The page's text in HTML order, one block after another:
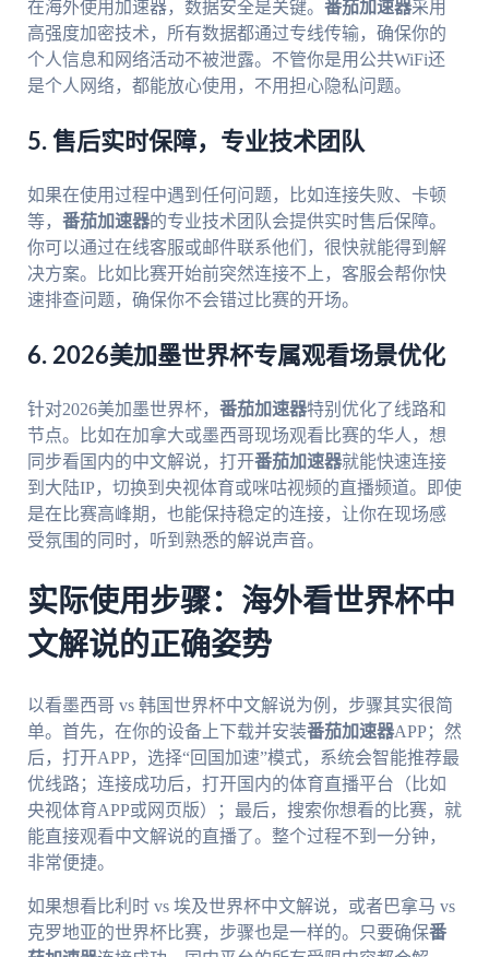
在海外使用加速器，数据安全是关键。 番茄加速器采用
高强度加密技术，所有数据都通过专线传输，确保你的
个人信息和网络活动不被泄露。不管你是用公共WiFi还
是个人网络，都能放心使用，不用担心隐私问题。
5. 售后实时保障，专业技术团队
如果在使用过程中遇到任何问题，比如连接失败、卡顿
等， 番茄加速器的专业技术团队会提供实时售后保障。
你可以通过在线客服或邮件联系他们，很快就能得到解
决方案。比如比赛开始前突然连接不上，客服会帮你快
速排查问题，确保你不会错过比赛的开场。
6. 2026美加墨世界杯专属观看场景优化
针对2026美加墨世界杯， 番茄加速器特别优化了线路和
节点。比如在加拿大或墨西哥现场观看比赛的华人，想
同步看国内的中文解说，打开番茄加速器就能快速连接
到大陆IP，切换到央视体育或咪咕视频的直播频道。即使
是在比赛高峰期，也能保持稳定的连接，让你在现场感
受氛围的同时，听到熟悉的解说声音。
实际使用步骤：海外看世界杯中
文解说的正确姿势
以看墨西哥 vs 韩国世界杯中文解说为例，步骤其实很简
单。首先，在你的设备上下载并安装番茄加速器APP；然
后，打开APP，选择“回国加速”模式，系统会智能推荐最
优线路；连接成功后，打开国内的体育直播平台（比如
央视体育APP或网页版）；最后，搜索你想看的比赛，就
能直接观看中文解说的直播了。整个过程不到一分钟，
非常便捷。
如果想看比利时 vs 埃及世界杯中文解说，或者巴拿马 vs
克罗地亚的世界杯比赛，步骤也是一样的。只要确保番